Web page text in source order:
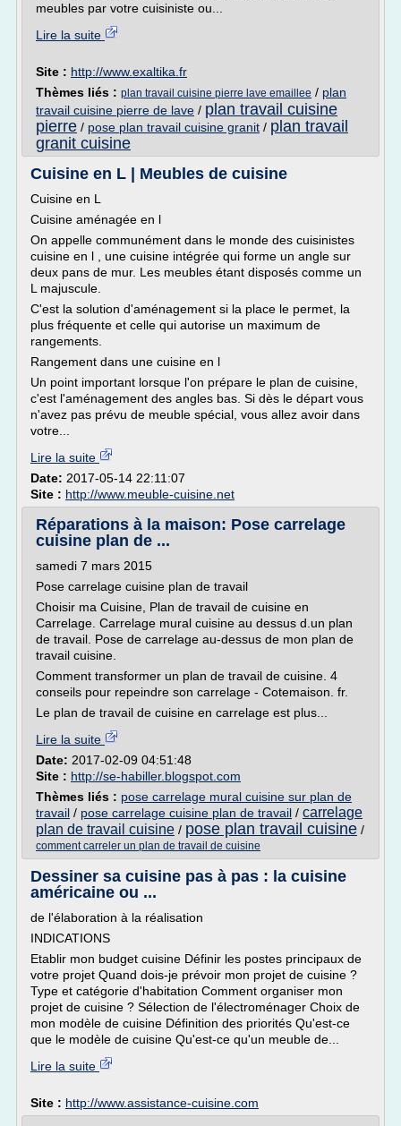
meubles par votre cuisiniste ou...
Lire la suite
Site : http://www.exaltika.fr
Thèmes liés : plan travail cuisine pierre lave emaillee / plan
travail cuisine pierre de lave / plan travail cuisine
pierre / pose plan travail cuisine granit / plan travail
granit cuisine
Cuisine en L | Meubles de cuisine
Cuisine en L
Cuisine aménagée en l
On appelle communément dans le monde des cuisinistes
cuisine en l , une cuisine intégrée qui forme un angle sur
deux pans de mur. Les meubles étant disposés comme un
L majuscule.
C'est la solution d'aménagement si la place le permet, la
plus fréquente et celle qui autorise un maximum de
rangements.
Rangement dans une cuisine en l
Un point important lorsque l'on prépare le plan de cuisine,
c'est l'aménagement des angles bas. Si dès le départ vous
n'avez pas prévu de meuble spécial, vous allez avoir dans
votre...
Lire la suite
Date: 2017-05-14 22:11:07
Site : http://www.meuble-cuisine.net
Réparations à la maison: Pose carrelage
cuisine plan de ...
samedi 7 mars 2015
Pose carrelage cuisine plan de travail
Choisir ma Cuisine, Plan de travail de cuisine en
Carrelage. Carrelage mural cuisine au dessus d.un plan
de travail. Pose de carrelage au-dessus de mon plan de
travail cuisine.
Comment transformer un plan de travail de cuisine. 4
conseils pour repeindre son carrelage - Cotemaison. fr.
Le plan de travail de cuisine en carrelage est plus...
Lire la suite
Date: 2017-02-09 04:51:48
Site : http://se-habiller.blogspot.com
Thèmes liés : pose carrelage mural cuisine sur plan de
travail / pose carrelage cuisine plan de travail / carrelage
plan de travail cuisine / pose plan travail cuisine /
comment carreler un plan de travail de cuisine
Dessiner sa cuisine pas à pas : la cuisine
américaine ou ...
de l'élaboration à la réalisation
INDICATIONS
Etablir mon budget cuisine Définir les postes principaux de
votre projet Quand dois-je prévoir mon projet de cuisine ?
Type et catégorie d'habitation Comment organiser mon
projet de cuisine ? Sélection de l'électroménager Choix de
mon modèle de cuisine Définition des priorités Qu'est-ce
que le modèle de cuisine Qu'est-ce qu'un meuble de...
Lire la suite
Site : http://www.assistance-cuisine.com